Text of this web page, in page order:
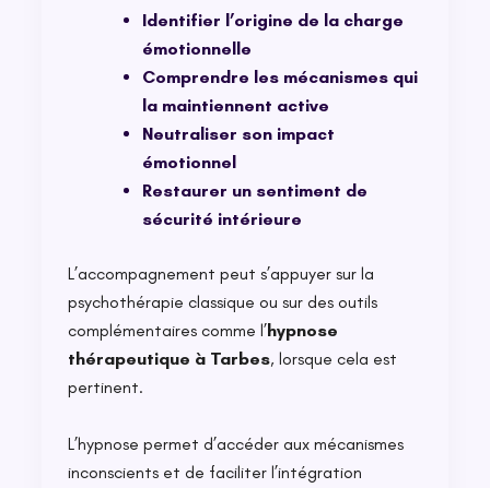
Identifier l’origine de la charge
émotionnelle
Comprendre les mécanismes qui
la maintiennent active
Neutraliser son impact
émotionnel
Restaurer un sentiment de
sécurité intérieure
L’accompagnement peut s’appuyer sur la
psychothérapie classique ou sur des outils
complémentaires comme l’hypnose
thérapeutique à Tarbes, lorsque cela est
pertinent.
L’hypnose permet d’accéder aux mécanismes
inconscients et de faciliter l’intégration